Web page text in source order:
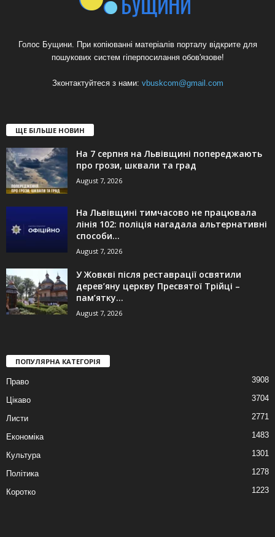
Голос Бущини. При копіюванні матеріалів порталу відкрите для
пошукових систем гіперпосилання обов'язове!
Зконтактуйтеся з нами: vbuskcom@gmail.com
ЩЕ БІЛЬШЕ НОВИН
На 7 серпня на Львівщині попереджають
про грози, шквали та град
August 7, 2026
На Львівщині тимчасово не працювала
лінія 102: поліція нагадала альтернативні
способи...
August 7, 2026
У Жовкві після реставрації освятили
дерев’яну церкву Пресвятої Трійці –
пам’ятку...
August 7, 2026
ПОПУЛЯРНА КАТЕГОРІЯ
Право 3908
Цікаво 3704
Листи 2771
Економіка 1483
Культура 1301
Політика 1278
Коротко 1223